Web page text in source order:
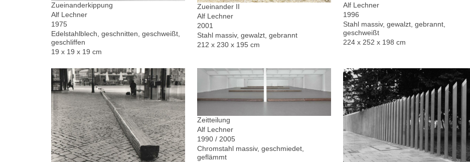
Zueinanderkippung
Alf Lechner
1975
Edelstahlblech, geschnitten, geschweißt,
geschliffen
19 x 19 x 19 cm
Zueinander II
Alf Lechner
2001
Stahl massiv, gewalzt, gebrannt
212 x 230 x 195 cm
Alf Lechner
1996
Stahl massiv, gewalzt, gebrannt,
geschweißt
224 x 252 x 198 cm
Zeitteilung
Alf Lechner
1990 / 2005
Chromstahl massiv, geschmiedet,
geflämmt